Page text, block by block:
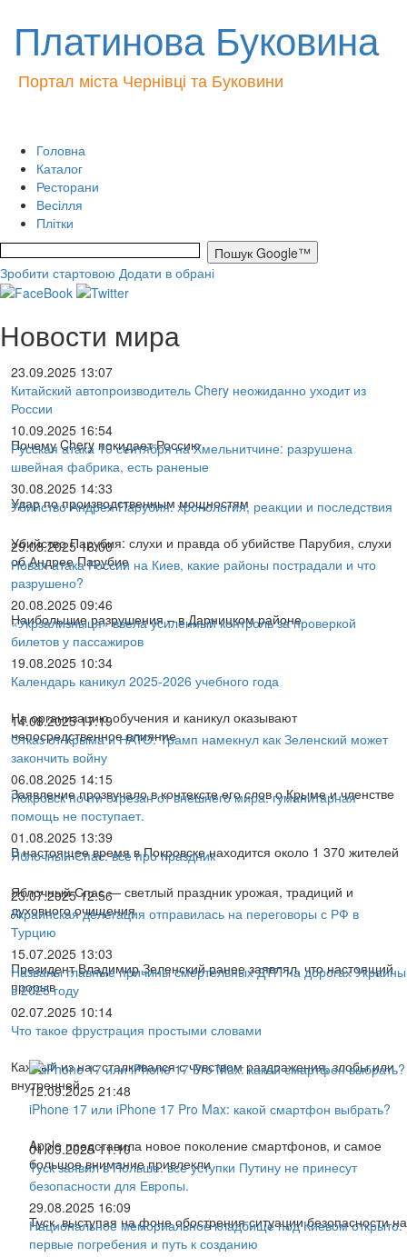
Платинова Буковина
Портал міста Чернівці та Буковини
Головна
Каталог
Ресторани
Весілля
Плітки
Зробити стартовою Додати в обрані
Новости мира
23.09.2025 13:07
Китайский автопроизводитель Chery неожиданно уходит из
России
Почему Chery покидает Россию
10.09.2025 16:54
Русская атака 10 сентября на Хмельнитчине: разрушена
швейная фабрика, есть раненые
Удар по производственным мощностям
30.08.2025 14:33
Убийство Андрея Парубия: хронология, реакции и последствия
Убийство Парубия: слухи и правда об убийстве Парубия, слухи
об Андрее Парубие
29.08.2025 16:00
Новая атака России на Киев, какие районы пострадали и что
разрушено?
Наибольшие разрушения – в Дарницком районе
20.08.2025 09:46
«Укрзализныця» ввела усиленный контроль за проверкой
билетов у пассажиров
19.08.2025 10:34
Календарь каникул 2025-2026 учебного года
На организацию обучения и каникул оказывают
непосредственное влияние
14.08.2025 17:19
Отказ от Крыма и НАТО: Трамп намекнул как Зеленский может
закончить войну
Заявление прозвучало в контексте его слов о Крыме и членстве
06.08.2025 14:15
Покровск почти отрезан от внешнего мира: гуманитарная
помощь не поступает.
В настоящее время в Покровске находится около 1 370 жителей
01.08.2025 13:39
Яблочный Спас: все про праздник
Яблочный Спас — светлый праздник урожая, традиций и
духовного очищения
23.07.2025 12:56
Украинская делегация отправилась на переговоры с РФ в
Турцию
Президент Владимир Зеленский ранее заявлял, что настоящий
прорыв
15.07.2025 13:03
Названы главные причины смертельных ДТП на дорогах Украины
в 2025 году
02.07.2025 10:14
Что такое фрустрация простыми словами
Каждый из нас сталкивался с чувством раздражения, злобы или
внутренней
12.09.2025 21:48
iPhone 17 или iPhone 17 Pro Max: какой смартфон выбрать?
Apple представила новое поколение смартфонов, и самое
большое внимание привлекли
01.09.2025 11:10
Туск заявил в Польше: все уступки Путину не принесут
безопасности для Европы.
Туск, выступая на фоне обострения ситуации безопасности на
29.08.2025 16:09
Национальное мемориальное кладбище под Киевом открыто:
первые погребения и путь к созданию